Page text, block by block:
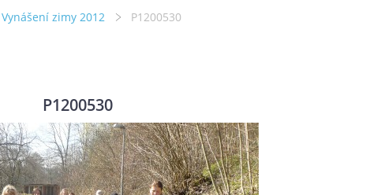
Vynášení zimy 2012 P1200530
P1200530